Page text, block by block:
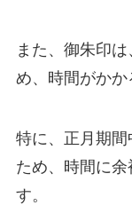
また、御朱印
め、時間がかか
特に、正月期
ため、時間に
す。